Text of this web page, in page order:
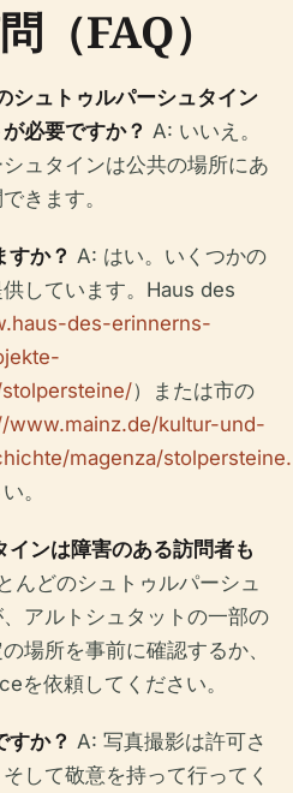
（FAQ）
ュトゥルパーシュタイン
必要ですか？ A: いいえ。
ュタインは公共の場所にあ
きます。
すか？ A: はい。いくつかの
しています。Haus des
des-erinnerns-
）または市の
www.mainz.de/kultur-und-
magenza/
。
ンは障害のある訪問者も
んどのシュトゥルパーシュ
アルトシュタットの一部の
場所を事前に確認するか、
を依頼してください。
すか？ A: 写真撮影は許可さ
して敬意を持って行ってく